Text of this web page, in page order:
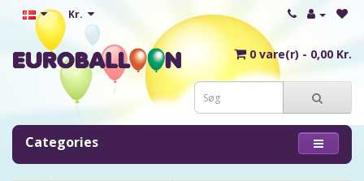
Kr.
0 vare(r) - 0,00 Kr.
Categories